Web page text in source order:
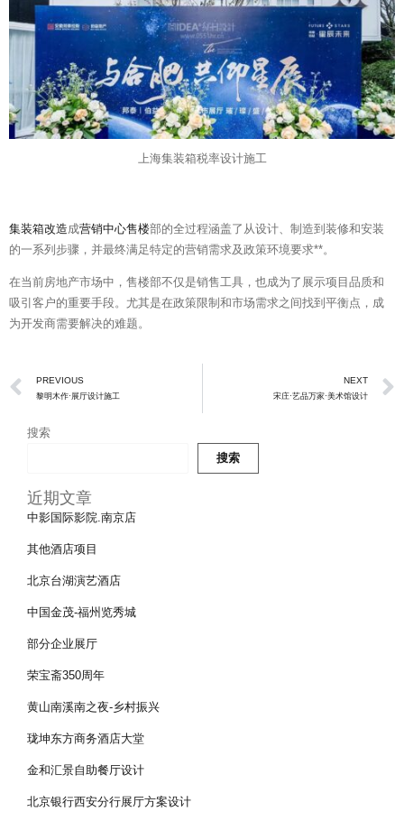
上海集装箱税率设计施工
集装箱改造成营销中心售楼部的全过程涵盖了从设计、制造到装修和安装
的一系列步骤，并最终满足特定的营销需求及政策环境要求**。
在当前房地产市场中，售楼部不仅是销售工具，也成为了展示项目品质和
吸引客户的重要手段。尤其是在政策限制和市场需求之间找到平衡点，成
为开发商需要解决的难题。
Prev
PREVIOUS
黎明木作·展厅设计施工
NEXT
宋庄·艺品万家·美术馆设计
搜索
搜索
近期文章
中影国际影院.南京店
其他酒店项目
北京台湖演艺酒店
中国金茂-福州览秀城
部分企业展厅
荣宝斋350周年
黄山南溪南之夜-乡村振兴
珑坤东方商务酒店大堂
金和汇景自助餐厅设计
北京银行西安分行展厅方案设计